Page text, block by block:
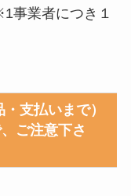
き１
支払いまで）
ご注意下さ